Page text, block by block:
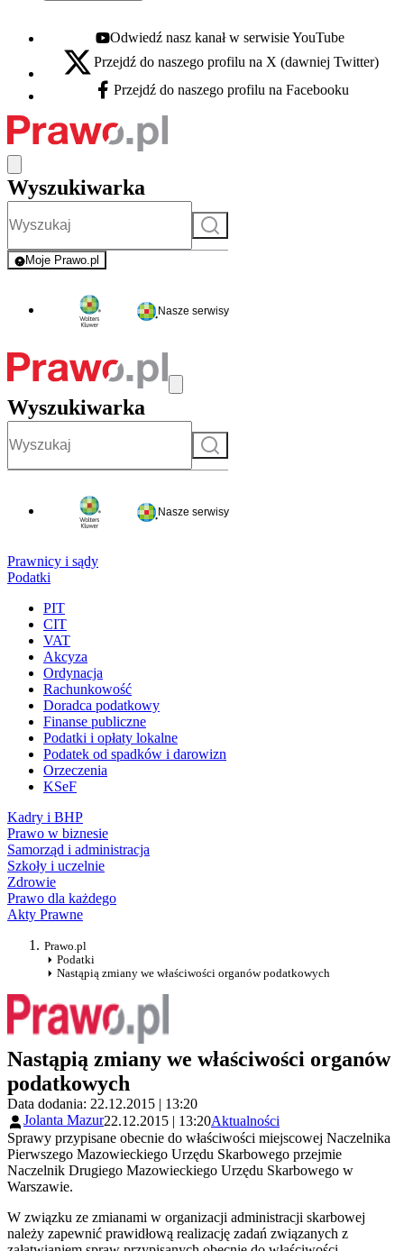
Youtube - otwiera się w nowej karcie
Odwiedź nasz kanał w serwisie YouTube
X - otwiera się w nowej karcie
Przejdź do naszego profilu na X (dawniej Twitter)
Facebook - otwiera się w nowej karcie
Przejdź do naszego profilu na Facebooku
Wyszukiwarka
Szukaj
Moje Prawo.pl
- rejestracja i logowanie do serwisu
Nasze serwisy
Wyszukiwarka
Szukaj
Nasze serwisy
Prawnicy i sądy
Podatki
PIT
CIT
VAT
Akcyza
Ordynacja
Rachunkowość
Doradca podatkowy
Finanse publiczne
Podatki i opłaty lokalne
Podatek od spadków i darowizn
Orzeczenia
KSeF
Kadry i BHP
Prawo w biznesie
Samorząd i administracja
Szkoły i uczelnie
Zdrowie
Prawo dla każdego
Akty Prawne
Prawo.pl
Podatki
Nastąpią zmiany we właściwości organów podatkowych
Nastąpią zmiany we właściwości organów
podatkowych
Data dodania: 22.12.2015 | 13:20
Jolanta Mazur22.12.2015 | 13:20Aktualności
Sprawy przypisane obecnie do właściwości miejscowej Naczelnika
Pierwszego Mazowieckiego Urzędu Skarbowego przejmie
Naczelnik Drugiego Mazowieckiego Urzędu Skarbowego w
Warszawie.
W związku ze zmianami w organizacji administracji skarbowej
należy zapewnić prawidłową realizację zadań związanych z